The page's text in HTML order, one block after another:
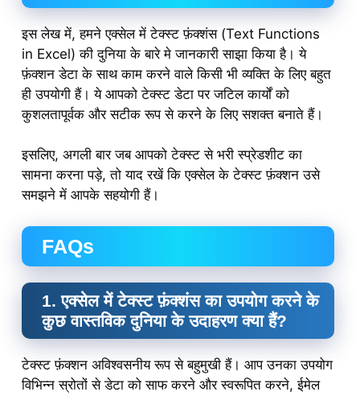
इस लेख में, हमने एक्सेल में टेक्स्ट फ़ंक्शंस (Text Functions
in Excel) की दुनिया के बारे मे जानकारी साझा किया है। ये
फ़ंक्शन डेटा के साथ काम करने वाले किसी भी व्यक्ति के लिए बहुत
ही उपयोगी हैं। ये आपको टेक्स्ट डेटा पर जटिल कार्यों को
कुशलतापूर्वक और सटीक रूप से करने के लिए सशक्त बनाते हैं।
इसलिए, अगली बार जब आपको टेक्स्ट से भरी स्प्रेडशीट का
सामना करना पड़े, तो याद रखें कि एक्सेल के टेक्स्ट फ़ंक्शन उसे
समझने में आपके सहयोगी हैं।
FAQs
1. एक्सेल में टेक्स्ट फ़ंक्शंस का उपयोग करने के
कुछ वास्तविक दुनिया के उदाहरण क्या हैं?
टेक्स्ट फ़ंक्शन अविश्वसनीय रूप से बहुमुखी हैं। आप उनका उपयोग
विभिन्न स्रोतों से डेटा को साफ करने और स्वरूपित करने, ईमेल